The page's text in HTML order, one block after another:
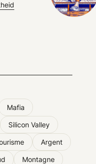
Mafia
Silicon Valley
Argent
Montagne